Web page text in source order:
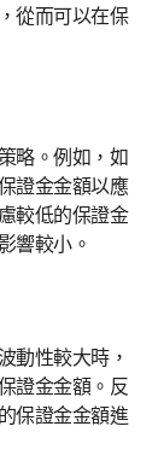
從而可以在保
略。例如，如
證金金額以應
較低的保證金
響較小。
動性較大時，
證金金額。反
保證金金額進